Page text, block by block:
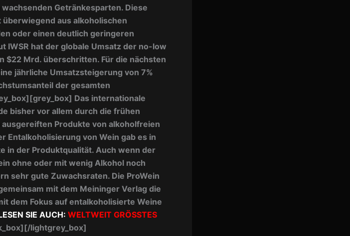
Getränkesparten. Diese
aus alkoholischen
oder einen deutlich geringeren
IWSR hat der globale Umsatz der no-low
$22 Mrd. überschritten. Für die nächsten
jährliche Umsatzsteigerung von 7%
der gesamten
Das internationale
bisher vor allem durch die frühen
Produkte von alkoholfreien
Entalkoholisierung von Wein gab es in
in der Produktqualität. Auch wenn der
ohne oder mit wenig Alkohol noch
sehr gute Zuwachsraten. Die ProWein
mit dem Meininger Verlag die
dem Fokus auf entalkoholisierte Weine
SIE AUCH: WELTWEIT GRÖSSTES
lightgrey_box]